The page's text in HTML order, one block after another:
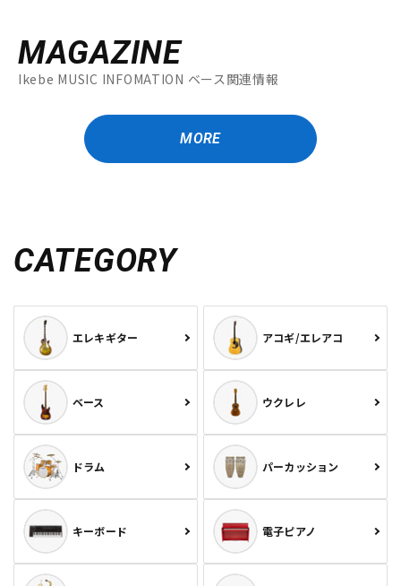
MAGAZINE
Ikebe MUSIC INFOMATION ベース関連情報
MORE
CATEGORY
エレキギター アコギ/エレアコ
ベース ウクレレ
ドラム パーカッション
キーボード 電子ピアノ